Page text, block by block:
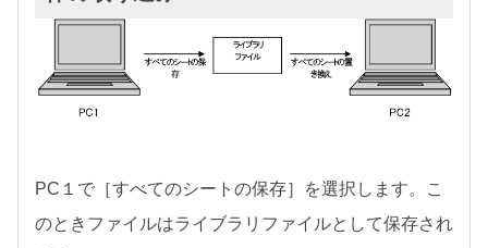
PC１で［すべてのシートの保存］を選択します。こ
のときファイルはライブラリファイルとして保存され